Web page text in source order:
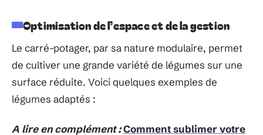
Optimisation de l’espace et de la gestion
Le carré-potager, par sa nature modulaire, permet
de cultiver une grande variété de légumes sur une
surface réduite. Voici quelques exemples de
légumes adaptés :
A lire en complément :Comment sublimer votre